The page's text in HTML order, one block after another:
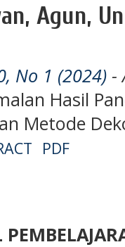
Agun,
No 1 (2024) -
Hasil
Metode
PDF